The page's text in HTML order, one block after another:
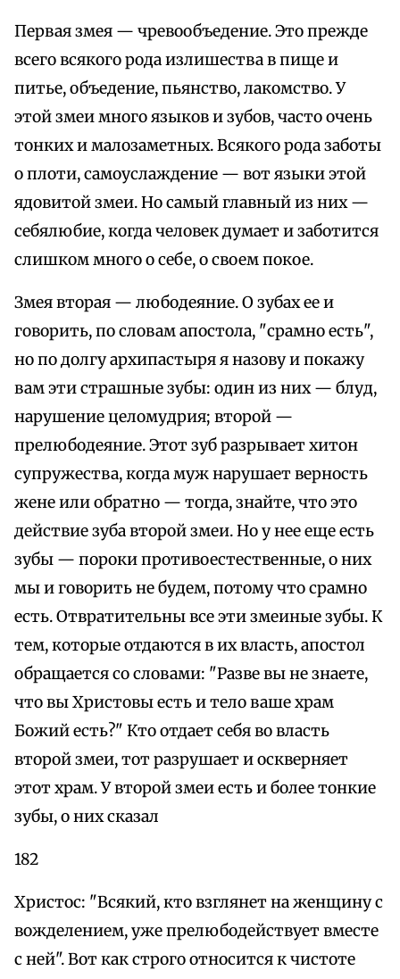
Первая змея — чревообъедение. Это прежде
всего всякого рода излишества в пище и
питье, объедение, пьянство, лакомство. У
этой змеи много языков и зубов, часто очень
тонких и малозаметных. Всякого рода заботы
о плоти, самоуслаждение — вот языки этой
ядовитой змеи. Но самый главный из них —
себялюбие, когда человек думает и заботится
слишком много о себе, о своем покое.
Змея вторая — любодеяние. О зубах ее и
говорить, по словам апостола, "срамно есть",
но по долгу архипастыря я назову и покажу
вам эти страшные зубы: один из них — блуд,
нарушение целомудрия; второй —
прелюбодеяние. Этот зуб разрывает хитон
супружества, когда муж нарушает верность
жене или обратно — тогда, знайте, что это
действие зуба второй змеи. Но у нее еще есть
зубы — пороки противоестественные, о них
мы и говорить не будем, потому что срамно
есть. Отвратительны все эти змеиные зубы. К
тем, которые отдаются в их власть, апостол
обращается со словами: "Разве вы не знаете,
что вы Христовы есть и тело ваше храм
Божий есть?" Кто отдает себя во власть
второй змеи, тот разрушает и оскверняет
этот храм. У второй змеи есть и более тонкие
зубы, о них сказал
182
Христос: "Всякий, кто взглянет на женщину с
вожделением, уже прелюбодействует вместе
с ней". Вот как строго относится к чистоте